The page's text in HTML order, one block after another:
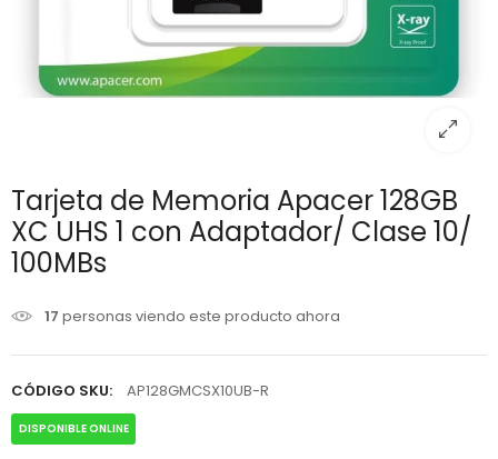
Tarjeta de Memoria Apacer 128GB
XC UHS 1 con Adaptador/ Clase 10/
100MBs
17 personas viendo este producto ahora
CÓDIGO SKU: AP128GMCSX10UB-R
DISPONIBLE ONLINE